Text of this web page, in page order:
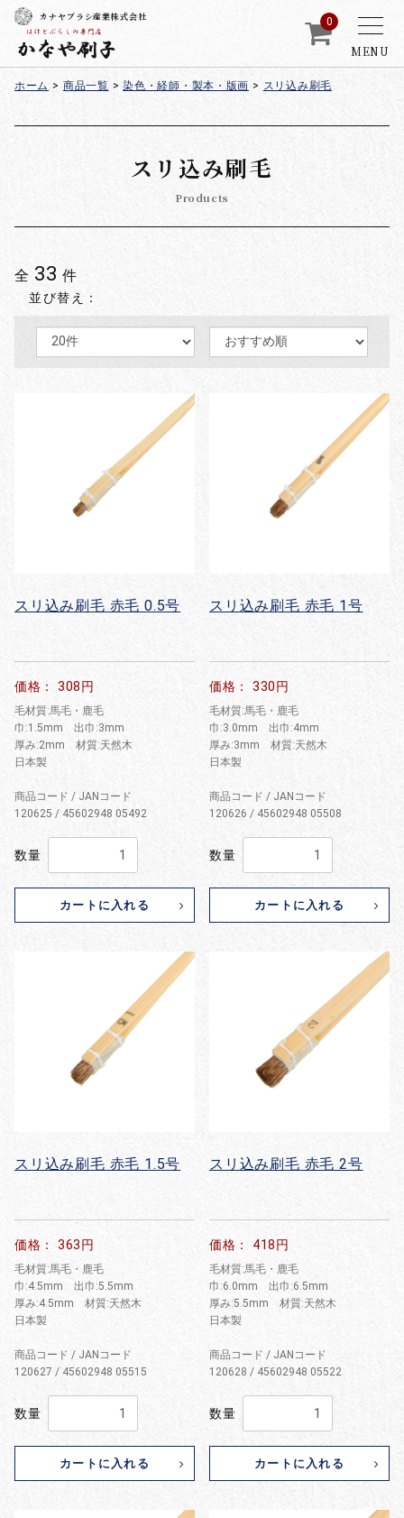
MENU
カナヤブラシ産業株式会社 0
ホーム > 商品一覧 > 染色・経師・製本・版画 > スリ込み刷毛
スリ込み刷毛
Products
全 33 件
並び替え：
スリ込み刷毛 赤毛 0.5号
価格： 308円
毛材質:馬毛・鹿毛
巾:1.5mm 出巾:3mm
厚み:2mm 材質:天然木
日本製
商品コード / JANコード
120625 / 45602948 05492
数量
カートに入れる
スリ込み刷毛 赤毛 1号
価格： 330円
毛材質:馬毛・鹿毛
巾:3.0mm 出巾:4mm
厚み:3mm 材質:天然木
日本製
商品コード / JANコード
120626 / 45602948 05508
数量
カートに入れる
スリ込み刷毛 赤毛 1.5号
価格： 363円
毛材質:馬毛・鹿毛
巾:4.5mm 出巾:5.5mm
厚み:4.5mm 材質:天然木
日本製
商品コード / JANコード
120627 / 45602948 05515
数量
カートに入れる
スリ込み刷毛 赤毛 2号
価格： 418円
毛材質:馬毛・鹿毛
巾:6.0mm 出巾:6.5mm
厚み:5.5mm 材質:天然木
日本製
商品コード / JANコード
120628 / 45602948 05522
数量
カートに入れる